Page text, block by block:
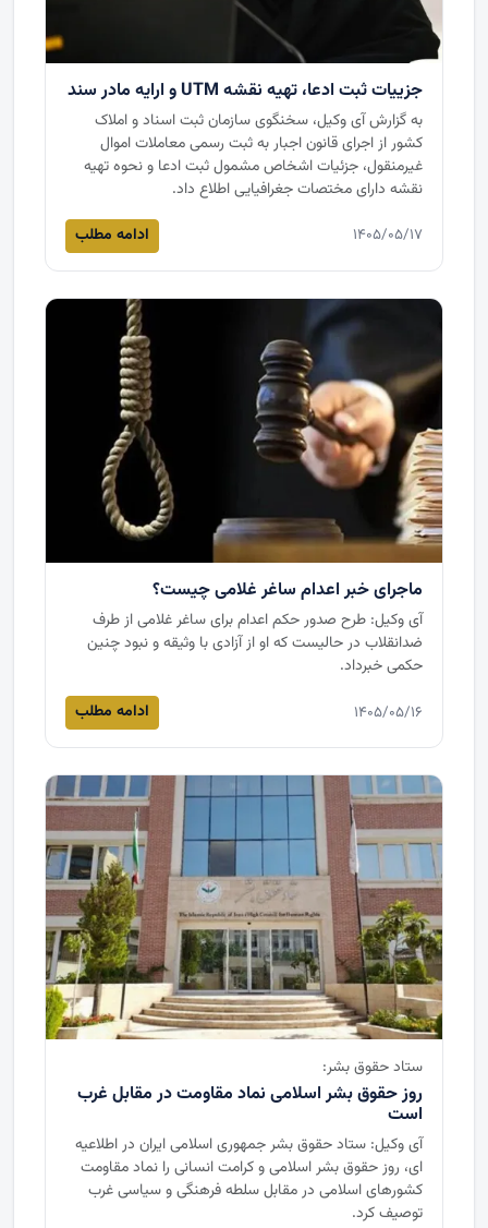
جزییات ثبت ادعا، تهیه نقشه UTM و ارایه مادر سند
به گزارش آی وکیل، سخنگوی سازمان ثبت اسناد و املاک
کشور از اجرای قانون اجبار به ثبت رسمی معاملات اموال
غیرمنقول، جزئیات اشخاص مشمول ثبت ادعا و نحوه تهیه
نقشه دارای مختصات جغرافیایی اطلاع داد.
۱۴۰۵/۰۵/۱۷ ادامه مطلب
ماجرای خبر اعدام ساغر غلامی چیست؟
آی وکیل: طرح صدور حکم اعدام برای ساغر غلامی از طرف
ضدانقلاب در حالیست که او از آزادی با وثیقه و نبود چنین
حکمی خبرداد.
۱۴۰۵/۰۵/۱۶ ادامه مطلب
ستاد حقوق بشر:
روز حقوق بشر اسلامی نماد مقاومت در مقابل غرب
است
آی وکیل: ستاد حقوق بشر جمهوری اسلامی ایران در اطلاعیه
ای، روز حقوق بشر اسلامی و کرامت انسانی را نماد مقاومت
کشورهای اسلامی در مقابل سلطه فرهنگی و سیاسی غرب
توصیف کرد.